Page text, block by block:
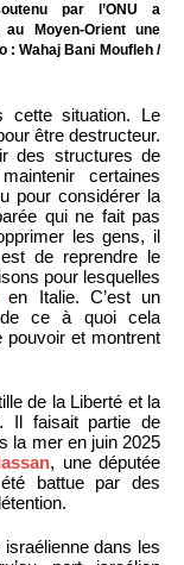
par l’ONU a
Moyen-Orient une
: Wahaj Bani Moufleh /
situation. Le
être destructeur.
des structures de
certaines
pour considérer la
qui ne fait pas
les gens, il
de reprendre le
pour lesquelles
en Italie. C’est un
de ce à quoi cela
pouvoir et montrent
de la Liberté et la
Il faisait partie de
la mer en juin 2025
, une députée
battue par des
dans les